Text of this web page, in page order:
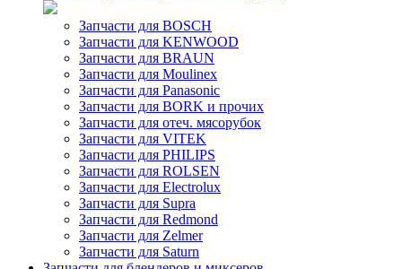
Запчасти для BOSCH
Запчасти для KENWOOD
Запчасти для BRAUN
Запчасти для Moulinex
Запчасти для Panasonic
Запчасти для BORK и прочих
Запчасти для отеч. мясорубок
Запчасти для VITEK
Запчасти для PHILIPS
Запчасти для ROLSEN
Запчасти для Electrolux
Запчасти для Supra
Запчасти для Redmond
Запчасти для Zelmer
Запчасти для Saturn